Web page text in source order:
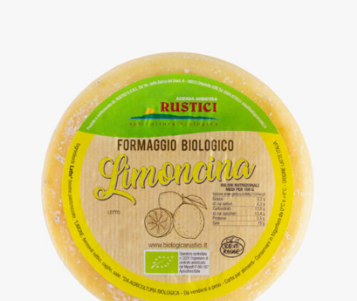
DETTAGLI